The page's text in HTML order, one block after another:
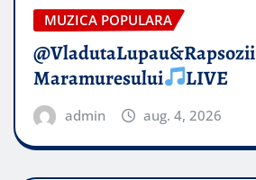
MUZICA POPULARA
@VladutaLupau&Rapsozii
Maramuresului
LIVE
admin aug. 4, 2026